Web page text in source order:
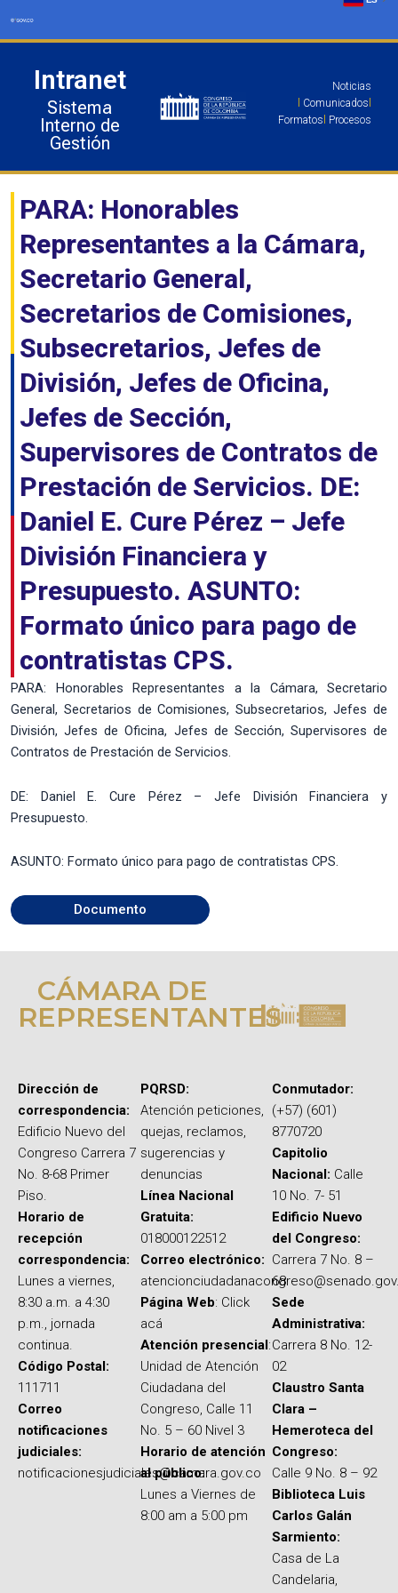
Intranet
Sistema
Interno de
Gestión
Noticias
Comunicados
Formatos Procesos
PARA: Honorables
Representantes a la Cámara,
Secretario General,
Secretarios de Comisiones,
Subsecretarios, Jefes de
División, Jefes de Oficina,
Jefes de Sección,
Supervisores de Contratos de
Prestación de Servicios. DE:
Daniel E. Cure Pérez – Jefe
División Financiera y
Presupuesto. ASUNTO:
Formato único para pago de
contratistas CPS.
PARA: Honorables Representantes a la Cámara, Secretario
General, Secretarios de Comisiones, Subsecretarios, Jefes de
División, Jefes de Oficina, Jefes de Sección, Supervisores de
Contratos de Prestación de Servicios.
DE: Daniel E. Cure Pérez – Jefe División Financiera y
Presupuesto.
ASUNTO: Formato único para pago de contratistas CPS.
Documento
CÁMARA DE
REPRESENTANTES
Dirección de
correspondencia:
Edificio Nuevo del
Congreso Carrera 7
No. 8-68 Primer
Piso.
Horario de
recepción
correspondencia:
Lunes a viernes,
8:30 a.m. a 4:30
p.m., jornada
continua.
Código Postal:
111711
Correo
notificaciones
judiciales:
notificacionesjudiciales@camara.gov.co
PQRSD:
Atención peticiones,
quejas, reclamos,
sugerencias y
denuncias
Línea Nacional
Gratuita:
018000122512
Correo electrónico:
Página Web: Click
acá
Atención presencial:
Unidad de Atención
Ciudadana del
Congreso, Calle 11
No. 5 – 60 Nivel 3
Horario de atención
al público:
Lunes a Viernes de
8:00 am a 5:00 pm
Conmutador:
(+57) (601)
8770720
Capitolio
Nacional: Calle
10 No. 7- 51
Edificio Nuevo
del Congreso:
Carrera 7 No. 8 –
68
Sede
Administrativa:
Carrera 8 No. 12-
02
Claustro Santa
Clara –
Hemeroteca del
Congreso:
Calle 9 No. 8 – 92
Biblioteca Luis
Carlos Galán
Sarmiento:
Casa de La
Candelaria,